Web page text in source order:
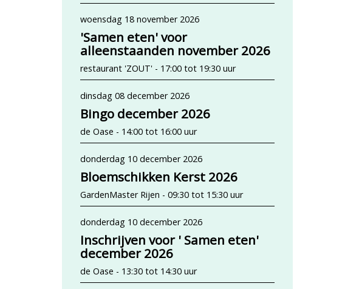
woensdag 18 november 2026
'Samen eten' voor
alleenstaanden november 2026
restaurant 'ZOUT' - 17:00 tot 19:30 uur
dinsdag 08 december 2026
Bingo december 2026
de Oase - 14:00 tot 16:00 uur
donderdag 10 december 2026
Bloemschikken Kerst 2026
GardenMaster Rijen - 09:30 tot 15:30 uur
donderdag 10 december 2026
Inschrijven voor ' Samen eten'
december 2026
de Oase - 13:30 tot 14:30 uur